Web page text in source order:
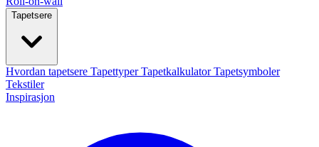
Tapetsere
Hvordan tapetsere TapettyperTapetkalkulatorTapetsymboler
Tekstiler
Inspirasjon